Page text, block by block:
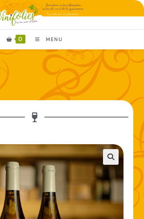
0 MENU